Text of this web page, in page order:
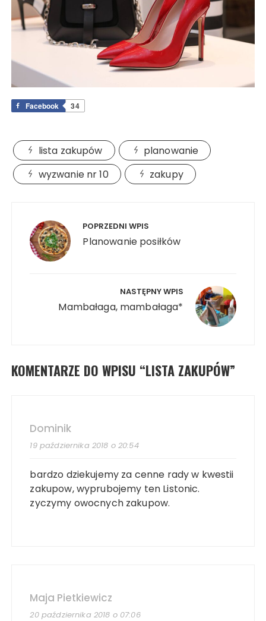
Facebook 34
lista zakupów
planowanie
wyzwanie nr 10
zakupy
wpisu POPRZEDNI WPIS
Planowanie posiłków
NASTĘPNY WPIS
Mambałaga, mambałaga*
KOMENTARZE DO WPISU “LISTA ZAKUPÓW”
Dominik
19 października 2018 o 20:54
bardzo dziekujemy za cenne rady w kwestii
zakupow, wyprubojemy ten Listonic.
zyczymy owocnych zakupow.
Maja Pietkiewicz
20 października 2018 o 07:06